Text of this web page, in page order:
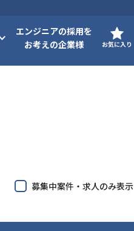
エンジニアの採用を
お考えの企業様
お気に入り
募集中案件・求人のみ表示